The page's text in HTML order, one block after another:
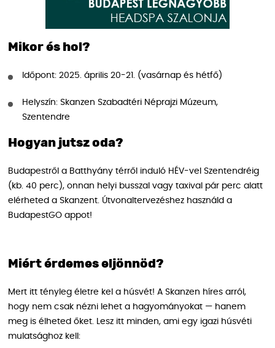
Mikor és hol?
Időpont: 2025. április 20-21. (vasárnap és hétfő)
Helyszín: Skanzen Szabadtéri Néprajzi Múzeum,
Szentendre
Hogyan jutsz oda?
Budapestről a Batthyány térről induló HÉV-vel Szentendréig
(kb. 40 perc), onnan helyi busszal vagy taxival pár perc alatt
elérheted a Skanzent. Útvonaltervezéshez használd a
BudapestGO appot!
Miért érdemes eljönnöd?
Mert itt tényleg életre kel a húsvét! A Skanzen híres arról,
hogy nem csak nézni lehet a hagyományokat — hanem
meg is élheted őket. Lesz itt minden, ami egy igazi húsvéti
mulatsághoz kell: